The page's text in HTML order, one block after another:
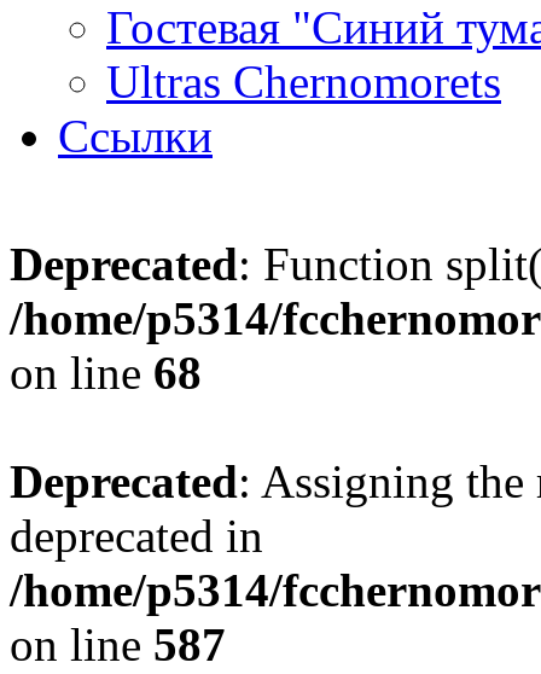
Гостевая "Синий
Ultras Chernomorets
Ссылки
Deprecated: Function
/home/p5314/
on line 68
Deprecated: Assigning the
deprecated in
/home/p5314/
on line 587